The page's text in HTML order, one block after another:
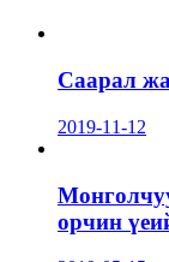
Саарал
2019-11-12
орчин